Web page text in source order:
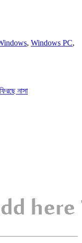
, Windows PC,
নাসা